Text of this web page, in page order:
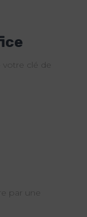
clé de
par une